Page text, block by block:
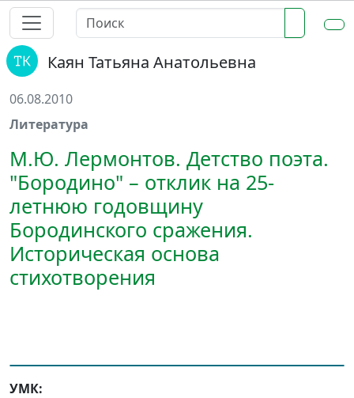
Каян Татьяна Анатольевна
06.08.2010
Литература
М.Ю. Лермонтов. Детство поэта.
"Бородино" – отклик на 25-
летнюю годовщину
Бородинского сражения.
Историческая основа
стихотворения
УМК: